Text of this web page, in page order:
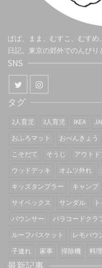
ぱぱ、まま、むすこ、むす
日記。東京の郊外でのんびり
SNS
タグ
2人育児 3人育児 IKEA
おふろマット
おべんきょう
こそだて
そうじ アウトド
ウッドデッキ
オムツ外れ
キッズタンブラー
キャンプ
サイベックス
サンダル
バウンサー
パラコードクラ
ルーフバスケット
レモバウ
子連れ
家事 掃除機 料理